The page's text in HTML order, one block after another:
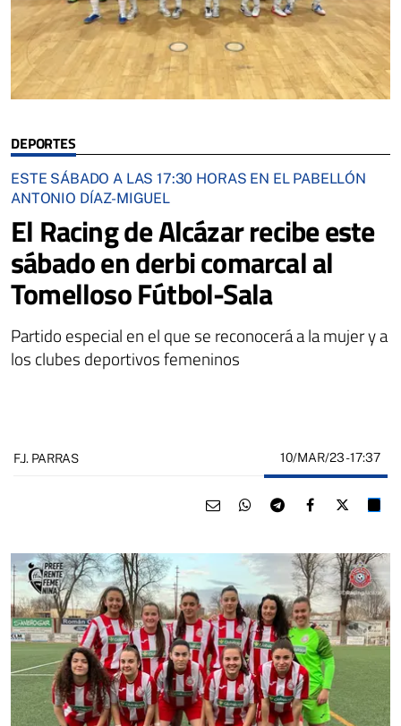
DEPORTES
ESTE SÁBADO A LAS 17:30 HORAS EN EL PABELLÓN
ANTONIO DÍAZ-MIGUEL
El Racing de Alcázar recibe este
sábado en derbi comarcal al
Tomelloso Fútbol-Sala
Partido especial en el que se reconocerá a la mujer y a
los clubes deportivos femeninos
F.J. PARRAS 10/MAR/23- 17:37